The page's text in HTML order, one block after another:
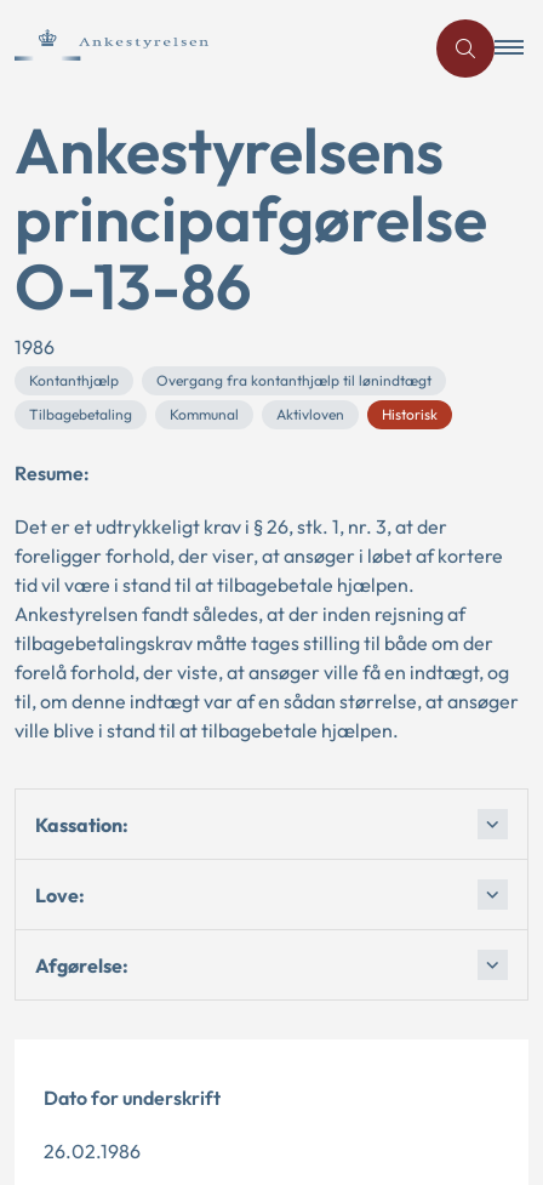
Ankestyrelsens
principafgørelse
O-13-86
1986
Kontanthjælp
Overgang fra kontanthjælp til lønindtægt
Tilbagebetaling
Kommunal Aktivloven Historisk
Resume:
Det er et udtrykkeligt krav i § 26, stk. 1, nr. 3, at der
foreligger forhold, der viser, at ansøger i løbet af kortere
tid vil være i stand til at tilbagebetale hjælpen.
Ankestyrelsen fandt således, at der inden rejsning af
tilbagebetalingskrav måtte tages stilling til både om der
forelå forhold, der viste, at ansøger ville få en indtægt, og
til, om denne indtægt var af en sådan størrelse, at ansøger
ville blive i stand til at tilbagebetale hjælpen.
Kassation:
Love:
Afgørelse:
Dato for underskrift
26.02.1986